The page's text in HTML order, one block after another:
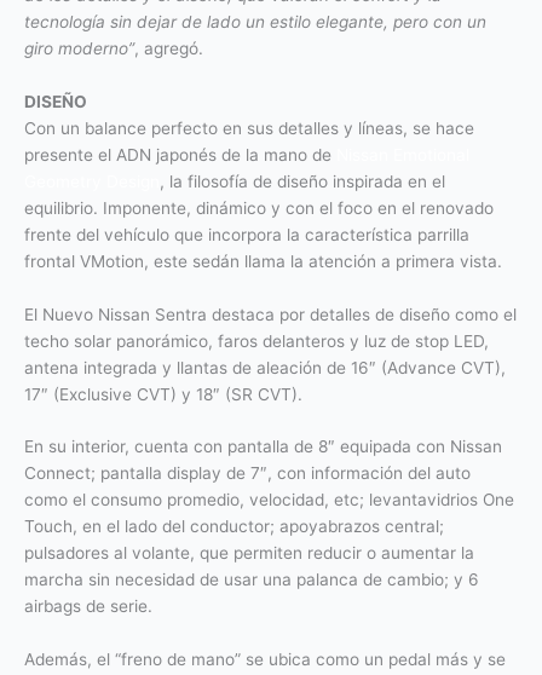
tecnología sin dejar de lado un estilo elegante, pero con un
giro moderno”, agregó.
DISEÑO
Con un balance perfecto en sus detalles y líneas, se hace
presente el ADN japonés de la mano de
, la filosofía de diseño inspirada en el
equilibrio. Imponente, dinámico y con el foco en el renovado
frente del vehículo que incorpora la característica parrilla
frontal VMotion, este sedán llama la atención a primera vista.
El Nuevo Nissan Sentra destaca por detalles de diseño como el
techo solar panorámico, faros delanteros y luz de stop LED,
antena integrada y llantas de aleación de 16″ (Advance CVT),
17″ (Exclusive CVT) y 18″ (SR CVT).
En su interior, cuenta con pantalla de 8″ equipada con Nissan
Connect; pantalla display de 7″, con información del auto
como el consumo promedio, velocidad, etc; levantavidrios One
Touch, en el lado del conductor; apoyabrazos central;
pulsadores al volante, que permiten reducir o aumentar la
marcha sin necesidad de usar una palanca de cambio; y 6
airbags de serie.
Además, el “freno de mano” se ubica como un pedal más y se